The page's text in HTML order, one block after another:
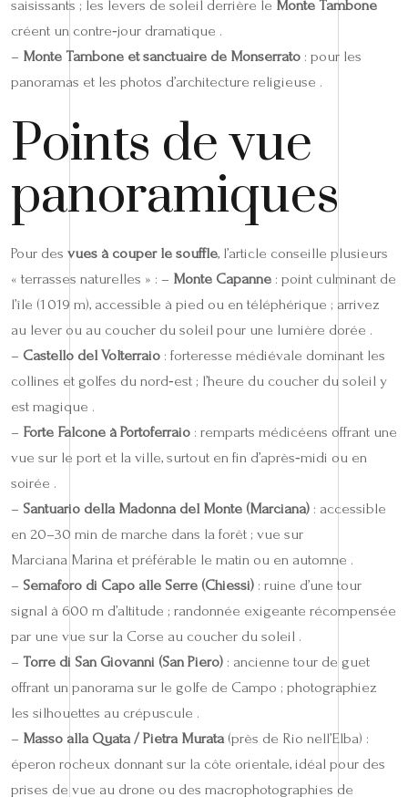
saisissants ; les levers de soleil derrière le Monte Tambone
créent un contre‑jour dramatique .
– Monte Tambone et sanctuaire de Monserrato : pour les
panoramas et les photos d’architecture religieuse .
Points de vue
panoramiques
Pour des vues à couper le souffle, l’article conseille plusieurs
« terrasses naturelles » : – Monte Capanne : point culminant de
l’île (1 019 m), accessible à pied ou en téléphérique ; arrivez
au lever ou au coucher du soleil pour une lumière dorée .
– Castello del Volterraio : forteresse médiévale dominant les
collines et golfes du nord‑est ; l’heure du coucher du soleil y
est magique .
– Forte Falcone à Portoferraio : remparts médicéens offrant une
vue sur le port et la ville, surtout en fin d’après‑midi ou en
soirée .
– Santuario della Madonna del Monte (Marciana) : accessible
en 20–30 min de marche dans la forêt ; vue sur
Marciana Marina et préférable le matin ou en automne .
– Semaforo di Capo alle Serre (Chiessi) : ruine d’une tour
signal à 600 m d’altitude ; randonnée exigeante récompensée
par une vue sur la Corse au coucher du soleil .
– Torre di San Giovanni (San Piero) : ancienne tour de guet
offrant un panorama sur le golfe de Campo ; photographiez
les silhouettes au crépuscule .
– Masso alla Quata / Pietra Murata(près de Rio nell’Elba) :
éperon rocheux donnant sur la côte orientale, idéal pour des
prises de vue au drone ou des macrophotographies de